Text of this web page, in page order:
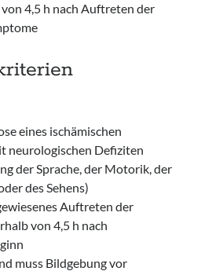
4,5 h nach Auftreten der
eines ischämischen
neurologischen Defiziten
der Sprache, der Motorik, der
des Sehens)
Auftreten der
von 4,5 h nach
muss Bildgebung vor